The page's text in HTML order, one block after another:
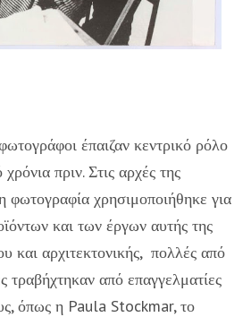
έπαιζαν κεντρικό ρόλο
πριν. Στις αρχές της
φωτογραφία χρησιμοποιήθηκε για
και των έργων αυτής της
και αρχιτεκτονικής, πολλές από
τραβήχτηκαν από επαγγελματίες
όπως η Paula Stockmar, το